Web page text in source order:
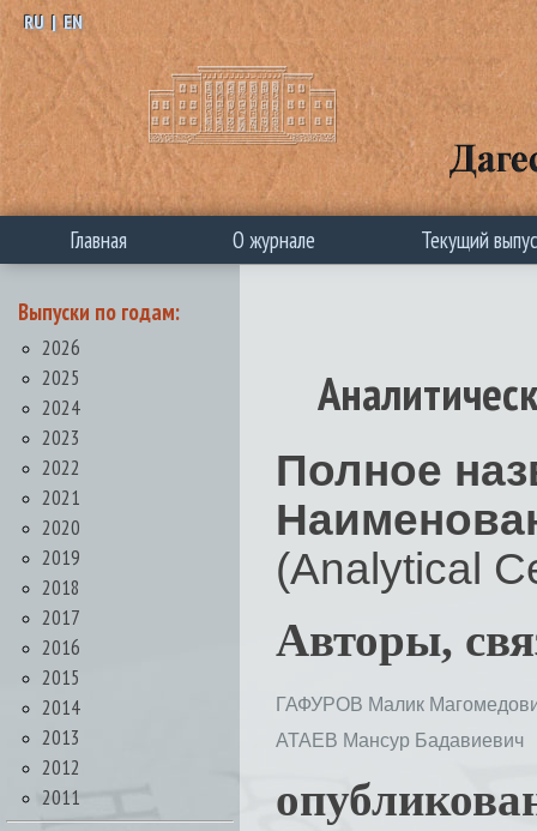
RU | EN
Главная О журнале Текущий
Выпуски по годам:
2026
2025
2024
2023
2022
2021
2020
2019
2018
2017
2016
2015
2014
2013
2012
2011
Полное
(Analytical
Авторы,
ГАФУРОВ Малик
АТАЕВ Мансур Бадавиевич